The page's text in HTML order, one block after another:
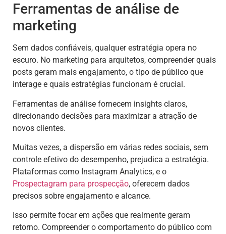
Ferramentas de análise de
marketing
Sem dados confiáveis, qualquer estratégia opera no
escuro. No marketing para arquitetos, compreender quais
posts geram mais engajamento, o tipo de público que
interage e quais estratégias funcionam é crucial.
Ferramentas de análise fornecem insights claros,
direcionando decisões para maximizar a atração de
novos clientes.
Muitas vezes, a dispersão em várias redes sociais, sem
controle efetivo do desempenho, prejudica a estratégia.
Plataformas como Instagram Analytics, e o
Prospectagram para prospecção, oferecem dados
precisos sobre engajamento e alcance.
Isso permite focar em ações que realmente geram
retorno. Compreender o comportamento do público com